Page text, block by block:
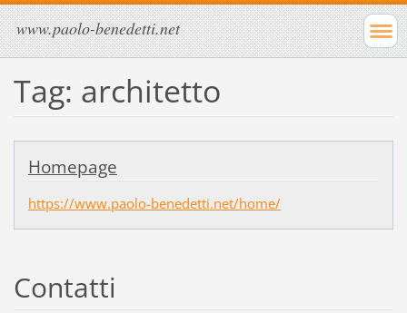
www.paolo-benedetti.net
Tag: architetto
Homepage
https://www.paolo-benedetti.net/home/
Contatti